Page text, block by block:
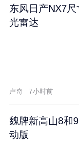
东风日产NX7
光雷达
卢奇 7小时前
魏牌新高山8和
动版